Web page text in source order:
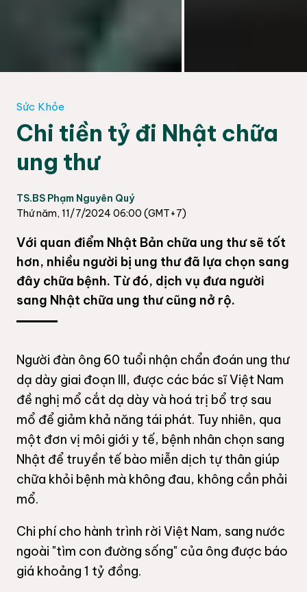
Sức Khỏe
Chi tiền tỷ đi Nhật chữa
ung thư
TS.BS Phạm Nguyên Quý
Thứ năm, 11/7/2024 06:00 (GMT+7)
Với quan điểm Nhật Bản chữa ung thư sẽ tốt
hơn, nhiều người bị ung thư đã lựa chọn sang
đây chữa bệnh. Từ đó, dịch vụ đưa người
sang Nhật chữa ung thư cũng nở rộ.
Người đàn ông 60 tuổi nhận chẩn đoán ung thư
dạ dày giai đoạn III, được các bác sĩ Việt Nam
đề nghị mổ cắt dạ dày và hoá trị bổ trợ sau
mổ để giảm khả năng tái phát. Tuy nhiên, qua
một đơn vị môi giới y tế, bệnh nhân chọn sang
Nhật để truyền tế bào miễn dịch tự thân giúp
chữa khỏi bệnh mà không đau, không cần phải
mổ.
Chi phí cho hành trình rời Việt Nam, sang nước
ngoài "tìm con đường sống" của ông được báo
giá khoảng1 tỷ đồng.